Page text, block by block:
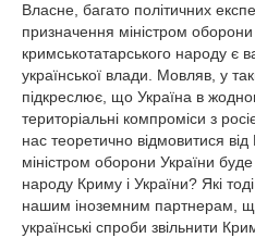
Власне, багато політичних
призначення міністром
кримськотатарського народу є
української влади. Мовляв, у
підкреслює, що Україна в
територіальні компроміси з
нас теоретично відмовитися
міністром оборони України
народу Криму і України? Які
нашим іноземним партнерам,
українські спроби звільнити